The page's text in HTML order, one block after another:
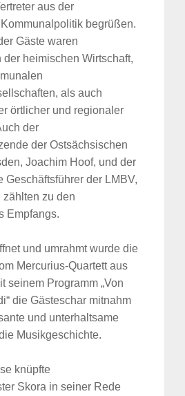
aus der
begrüßen.
Gäste waren
der heimischen Wirtschaft,
als auch
örtlicher und regionaler
der
der Ostsächsischen
Joachim Hoof, und der
Geschäftsführer der LMBV,
zählten zu den
Empfangs.
und umrahmt wurde die
Mercurius-Quartett aus
seinem Programm „Von
die Gästeschar mitnahm
und unterhaltsame
Musikgeschichte.
knüpfte
Skora in seiner Rede